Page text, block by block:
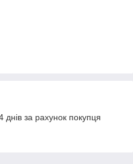
за рахунок покупця